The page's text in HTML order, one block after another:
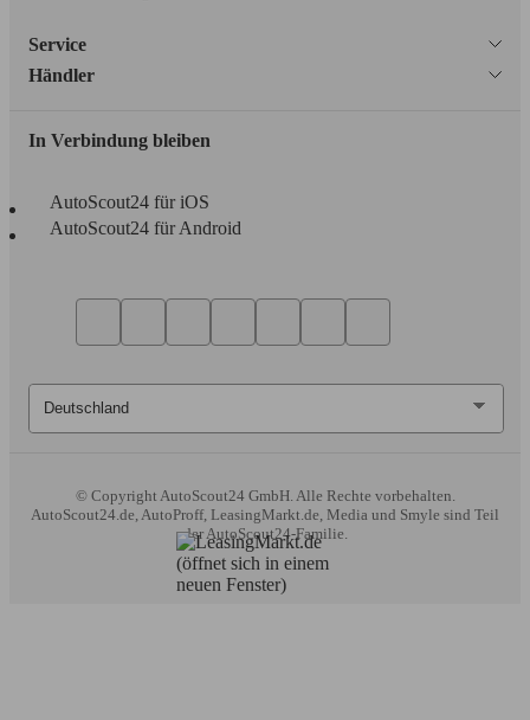
Service
Händler
In Verbindung bleiben
AutoScout24 für iOS
AutoScout24 für Android
© Copyright AutoScout24 GmbH. Alle Rechte vorbehalten.
AutoScout24.de, AutoProff, LeasingMarkt.de, Media und Smyle sind Teil
der AutoScout24-Familie.